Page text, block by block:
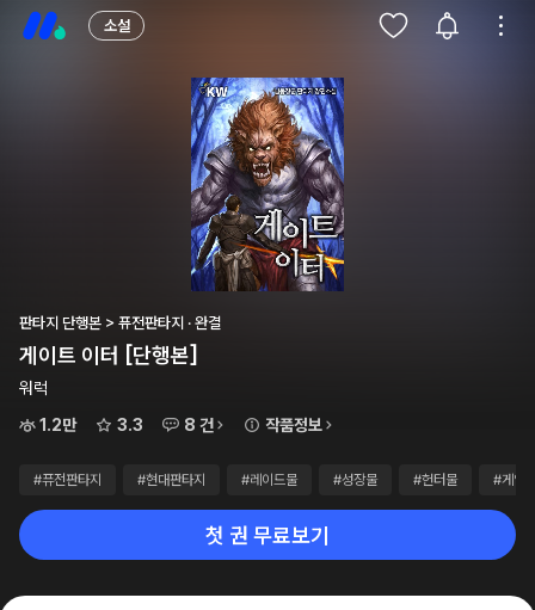
소설
판타지 단행본 > 퓨전판타지 · 완결
게이트 이터 [단행본]
워럭
1.2만
3.3 8 건 작품정보
#퓨전판타지 #현대판타지 #레이드물 #성장물 #헌터물 #게임
첫 권 무료보기